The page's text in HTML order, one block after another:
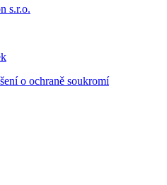
s.r.o.
o ochraně soukromí